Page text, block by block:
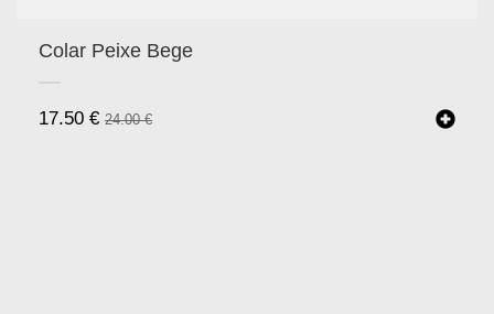
Colar Peixe Bege
24.00€
17.50 €